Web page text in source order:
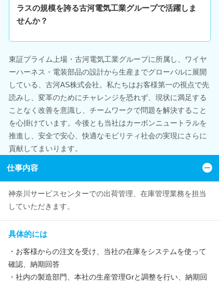
ラスの規模を誇る古河電気工業グループで活躍しま
せんか？
東証プライム上場・古河電気工業グループに所属し、ワイヤ
ーハーネス・電装部品の設計から生産までグローバルに展開
している、古河AS株式会社。私たちはお客様第一の視点で先
読みし、変革のためにチャレンジを恐れず、現状に満足する
ことなく改善を意識し、チームワークで問題を解決すること
を心掛けています。今後とも当社はカーボンニュートラルを
推進し、安全で安心、快適なモビリティ社会の実現にさらに
貢献してまいります。
仕事内容
神奈川サービスセンターでの出荷管理、在庫管理業務を担当
していただきます。
具体的には
・お客様からの注文を受け、当社の在庫をシステムを使って
確認、納期回答
・社内の製造部門、本社の生産管理Grと調整を行い、納期回